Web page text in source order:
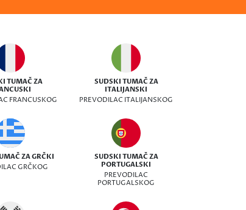
TUMAČ ZA
FRANCUSKOG
SUDSKI TUMAČ ZA
ITALIJANSKI
PREVODILAC ITALIJANSKOG
ZA GRČKI
GRČKOG
SUDSKI TUMAČ ZA
PORTUGALSKI
PREVODILAC
PORTUGALSKOG